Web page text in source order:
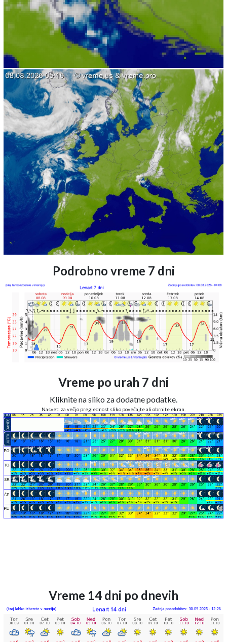
Podrobno vreme 7 dni
Vreme po urah 7 dni
Kliknite na sliko za dodatne podatke.
Nasvet: za večjo preglednost sliko povečajte ali obrnite ekran.
Vreme 14 dni po dnevih